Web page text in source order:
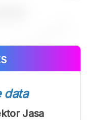
data
Jasa